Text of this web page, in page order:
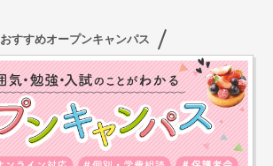
おすすめオープンキャンパス